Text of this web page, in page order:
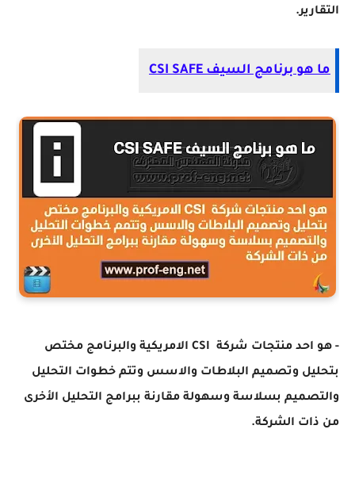
التقارير.
ما هو برنامج السيف CSI SAFE
- هو احد منتجات شركة CSI الامريكية والبرنامج مختص
بتحليل وتصميم البلاطات والاسس وتتم خطوات التحليل
والتصميم بسلاسة وسهولة مقارنة ببرامج التحليل الأخرى
من ذات الشركة.